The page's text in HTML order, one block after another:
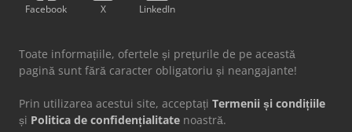
Facebook X LinkedIn
Toate informațiile, ofertele și prețurile de pe această
pagină sunt fără caracter obligatoriu și neangajante!
Prin utilizarea acestui site, acceptați Termenii și condițiile
și Politica de confidențialitate noastră.